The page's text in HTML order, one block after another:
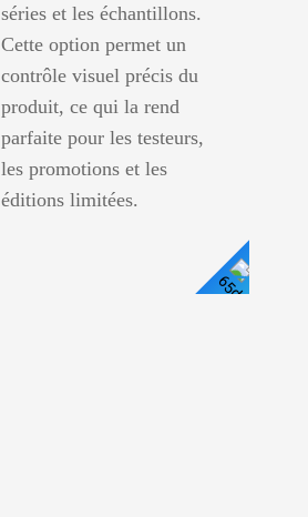
séries et les échantillons.
Cette option permet un
contrôle visuel précis du
produit, ce qui la rend
parfaite pour les testeurs,
les promotions et les
éditions limitées.